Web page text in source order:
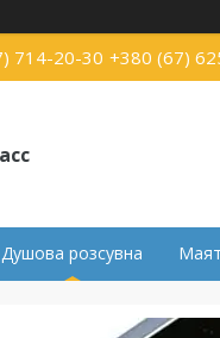
714-20-30 +380 (67)
Душова розсувна